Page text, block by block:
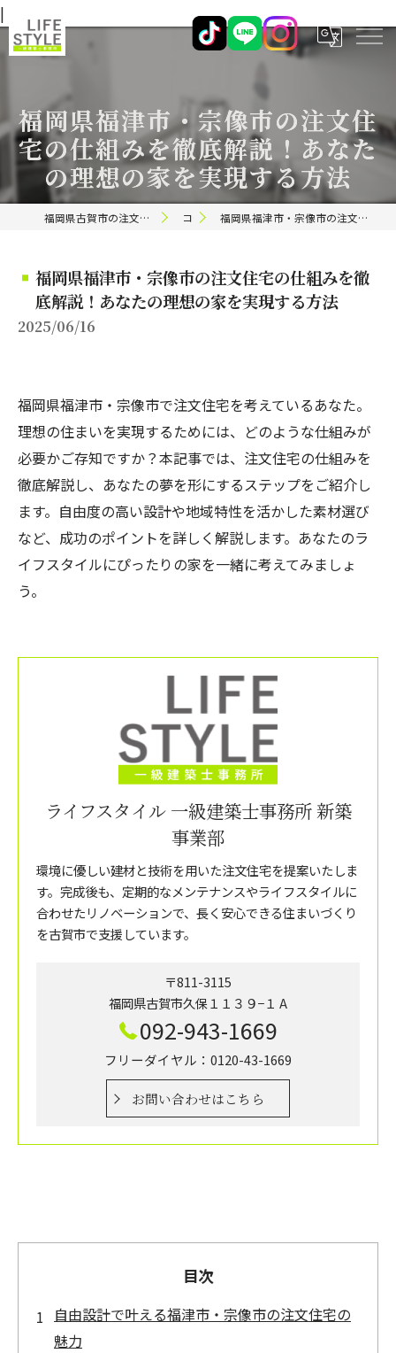
|
福岡県福津市・宗像市の注文住
宅の仕組みを徹底解説！あなた
の理想の家を実現する方法
福岡県古賀市の注文住宅ならライフスタイル 一級建築士事務所 コラム 福岡県福津市・宗像市の注文住宅の仕組みを徹底解説！あなたの理想の家を実現する方法
福岡県福津市・宗像市の注文住宅の仕組みを徹
底解説！あなたの理想の家を実現する方法
2025/06/16
福岡県福津市・宗像市で注文住宅を考えているあなた。
理想の住まいを実現するためには、どのような仕組みが
必要かご存知ですか？本記事では、注文住宅の仕組みを
徹底解説し、あなたの夢を形にするステップをご紹介し
ます。自由度の高い設計や地域特性を活かした素材選び
など、成功のポイントを詳しく解説します。あなたのラ
イフスタイルにぴったりの家を一緒に考えてみましょ
う。
ライフスタイル 一級建築士事務所 新築
事業部
環境に優しい建材と技術を用いた注文住宅を提案いたしま
す。完成後も、定期的なメンテナンスやライフスタイルに
合わせたリノベーションで、長く安心できる住まいづくり
を古賀市で支援しています。
〒811-3115
福岡県古賀市久保１１３９−１ A
092-943-1669
フリーダイヤル：0120-43-1669
お問い合わせはこちら
目次
自由設計で叶える福津市・宗像市の注文住宅の
魅力